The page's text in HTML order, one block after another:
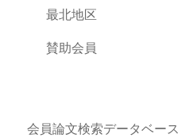
最北地区
賛助会員
会員論文検索データベース